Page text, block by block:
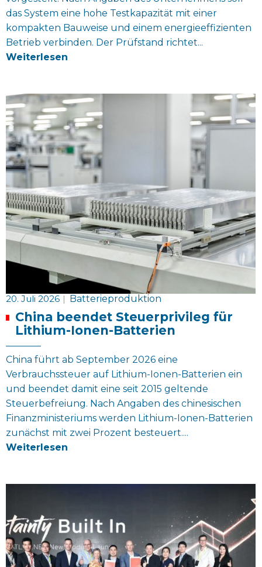
das System eine hohe Testkapazität mit einer
kompakten Bauweise und einem energieeffizienten
Betrieb verbinden. Der Prüfstand richtet...
Weiterlesen
20. Juli 2026 | Batterieproduktion
China beendet Steuerprivileg für
Lithium-Ionen-Batterien
China führt ab September 2026 eine
Verbrauchssteuer auf Lithium-Ionen-Batterien ein
und beendet damit eine seit 2015 geltende
Steuerbefreiung. Nach Angaben des chinesischen
Finanzministeriums werden Lithium-Ionen-Batterien
zunächst mit zwei Prozent besteuert....
Weiterlesen